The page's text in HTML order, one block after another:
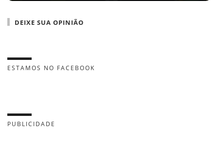
DEIXE SUA OPINIÃO
ESTAMOS NO FACEBOOK
PUBLICIDADE